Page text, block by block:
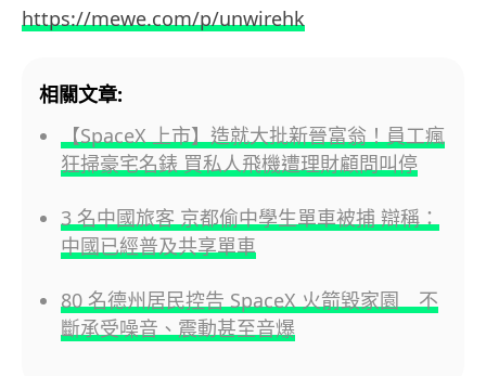
https://mewe.com/p/unwirehk
相關文章:
【SpaceX 上市】造就大批新晉富翁！員工瘋
狂掃豪宅名錶 買私人飛機遭理財顧問叫停
3 名中國旅客 京都偷中學生單車被捕 辯稱：
中國已經普及共享單車
80 名德州居民控告 SpaceX 火箭毀家園 不
斷承受噪音、震動甚至音爆